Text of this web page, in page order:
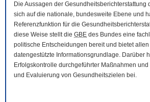
Die Aussagen der Gesundheitsberichterstattung
sich auf die nationale, bundesweite Ebene und
Referenzfunktion für die
diese Weise stellt die GBE des Bundes eine
politische Entscheidungen bereit und bietet
datengestützte Informationsgrundlage. Darüber
Erfolgskontrolle durchgeführter Maßnahmen
und Evaluierung von Gesundheitszielen bei.